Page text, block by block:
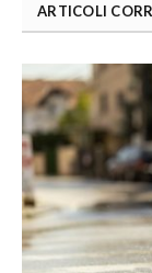
ARTICOLI